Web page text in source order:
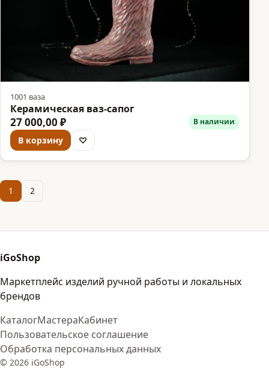
1001 ваза
Керамическая ваз-сапог
27 000,00 ₽ В наличии
В корзину ♡
1 2
iGoShop
Маркетплейс изделий ручной работы и локальных
брендов
КаталогМастераКабинет
Пользовательское соглашение
Обработка персональных данных
© 2026 iGoShop